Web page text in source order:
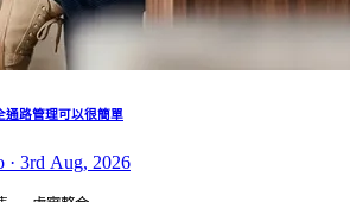
通路管理可以很簡單
3rd Aug, 2026